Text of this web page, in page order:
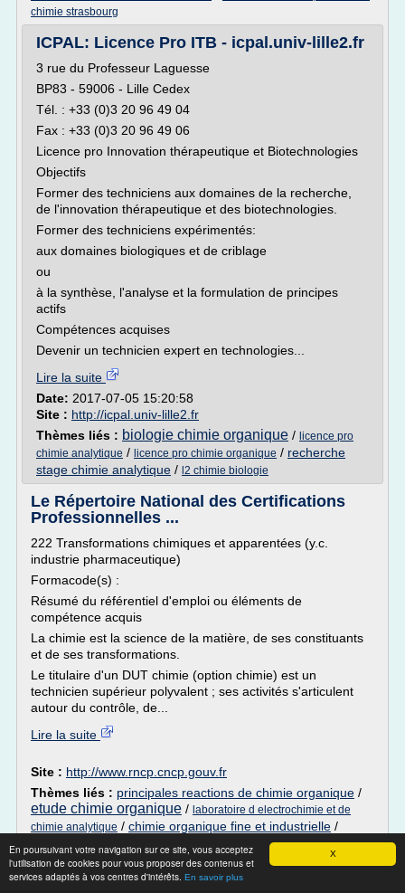
X
En poursuivant votre navigation sur ce site, vous acceptez
l'utilisation de cookies pour vous proposer des contenus et
services adaptés à vos centres d'intérêts. En savoir plus
chimie strasbourg
ICPAL: Licence Pro ITB - icpal.univ-lille2.fr
3 rue du Professeur Laguesse
BP83 - 59006 - Lille Cedex
Tél. : +33 (0)3 20 96 49 04
Fax : +33 (0)3 20 96 49 06
Licence pro Innovation thérapeutique et Biotechnologies
Objectifs
Former des techniciens aux domaines de la recherche,
de l'innovation thérapeutique et des biotechnologies.
Former des techniciens expérimentés:
aux domaines biologiques et de criblage
ou
à la synthèse, l'analyse et la formulation de principes
actifs
Compétences acquises
Devenir un technicien expert en technologies...
Lire la suite
Date: 2017-07-05 15:20:58
Site : http://icpal.univ-lille2.fr
Thèmes liés : biologie chimie organique / licence pro
chimie analytique / licence pro chimie organique / recherche
stage chimie analytique / l2 chimie biologie
Le Répertoire National des Certifications
Professionnelles ...
222 Transformations chimiques et apparentées (y.c.
industrie pharmaceutique)
Formacode(s) :
Résumé du référentiel d'emploi ou éléments de
compétence acquis
La chimie est la science de la matière, de ses constituants
et de ses transformations.
Le titulaire d'un DUT chimie (option chimie) est un
technicien supérieur polyvalent ; ses activités s'articulent
autour du contrôle, de...
Lire la suite
Site : http://www.rncp.cncp.gouv.fr
Thèmes liés : principales reactions de chimie organique /
etude chimie organique / laboratoire d electrochimie et de
chimie analytique / chimie organique fine et industrielle /
laboratoire d analyse chimie
DUT - PEDAGOGIE